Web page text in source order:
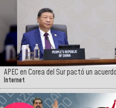
APEC en Corea del Sur pactó un
Internet